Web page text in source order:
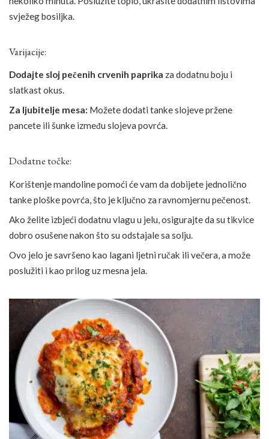
svježeg bosiljka.
Varijacije:
Dodajte sloj pečenih crvenih paprika za dodatnu boju i
slatkast okus.
Za ljubitelje mesa: Možete dodati tanke slojeve pržene
pancete ili šunke između slojeva povrća.
Dodatne točke:
Korištenje mandoline pomoći će vam da dobijete jednolično
tanke ploške povrća, što je ključno za ravnomjernu pečenost.
Ako želite izbjeći dodatnu vlagu u jelu, osigurajte da su tikvice
dobro osušene nakon što su odstajale sa solju.
Ovo jelo je savršeno kao lagani ljetni ručak ili večera, a može
poslužiti i kao prilog uz mesna jela.